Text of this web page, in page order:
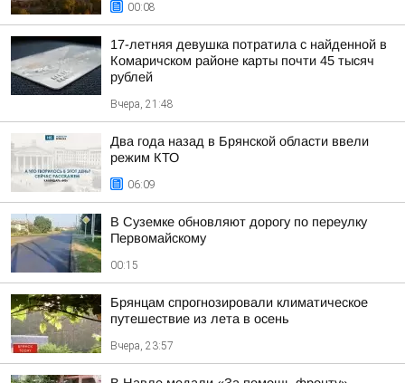
00:08
17-летняя девушка потратила с найденной в
Комаричском районе карты почти 45 тысяч
рублей
Вчера, 21:48
Два года назад в Брянской области ввели
режим КТО
06:09
В Суземке обновляют дорогу по переулку
Первомайскому
00:15
Брянцам спрогнозировали климатическое
путешествие из лета в осень
Вчера, 23:57